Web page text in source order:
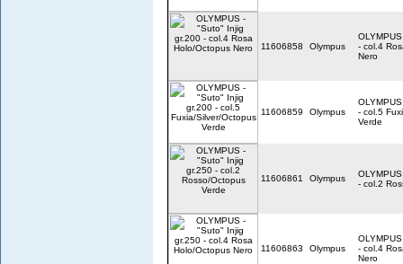
11606858 Olympus
- col.4
Nero
11606859 Olympus
- col.5
Verde
11606861 Olympus
- col.2
11606863 Olympus
- col.4
Nero